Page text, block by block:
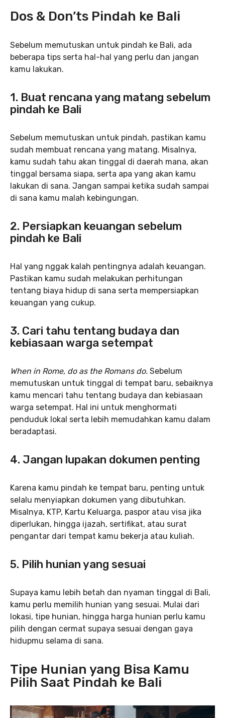
Dos & Don’ts Pindah ke Bali
Sebelum memutuskan untuk pindah ke Bali, ada
beberapa tips serta hal-hal yang perlu dan jangan
kamu lakukan.
1. Buat rencana yang matang sebelum
pindah ke Bali
Sebelum memutuskan untuk pindah, pastikan kamu
sudah membuat rencana yang matang. Misalnya,
kamu sudah tahu akan tinggal di daerah mana, akan
tinggal bersama siapa, serta apa yang akan kamu
lakukan di sana. Jangan sampai ketika sudah sampai
di sana kamu malah kebingungan.
2. Persiapkan keuangan sebelum
pindah ke Bali
Hal yang nggak kalah pentingnya adalah keuangan.
Pastikan kamu sudah melakukan perhitungan
tentang biaya hidup di sana serta mempersiapkan
keuangan yang cukup.
3. Cari tahu tentang budaya dan
kebiasaan warga setempat
When in Rome, do as the Romans do. Sebelum
memutuskan untuk tinggal di tempat baru, sebaiknya
kamu mencari tahu tentang budaya dan kebiasaan
warga setempat. Hal ini untuk menghormati
penduduk lokal serta lebih memudahkan kamu dalam
beradaptasi.
4. Jangan lupakan dokumen penting
Karena kamu pindah ke tempat baru, penting untuk
selalu menyiapkan dokumen yang dibutuhkan.
Misalnya, KTP, Kartu Keluarga, paspor atau visa jika
diperlukan, hingga ijazah, sertifikat, atau surat
pengantar dari tempat kamu bekerja atau kuliah.
5. Pilih hunian yang sesuai
Supaya kamu lebih betah dan nyaman tinggal di Bali,
kamu perlu memilih hunian yang sesuai. Mulai dari
lokasi, tipe hunian, hingga harga hunian perlu kamu
pilih dengan cermat supaya sesuai dengan gaya
hidupmu selama di sana.
Tipe Hunian yang Bisa Kamu
Pilih Saat Pindah ke Bali